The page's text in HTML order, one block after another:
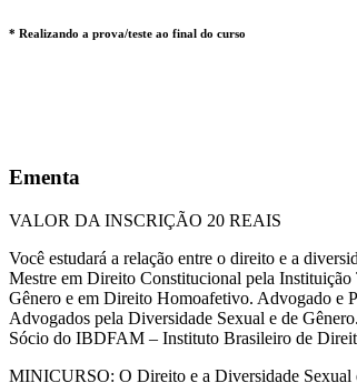
* Realizando a prova/teste ao final do curso
Ementa
VALOR DA INSCRIÇÃO 20 REAIS
Você estudará a relação entre o direito e a
Mestre em Direito Constitucional pela
Gênero e em Direito Homoafetivo. Advogado e
Advogados pela Diversidade Sexual e de
Sócio do IBDFAM – Instituto Brasileiro de
MINICURSO: O Direito e a Diversidade Sexual